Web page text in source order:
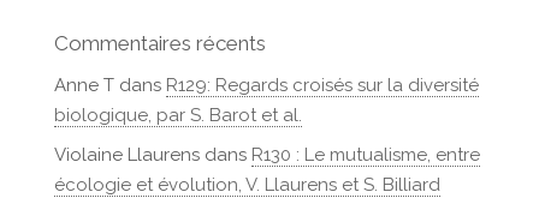
Commentaires récents
Anne Tdans R129: Regards croisés sur la diversité
biologique, par S. Barot et al.
Violaine Llaurensdans R130 : Le mutualisme, entre
écologie et évolution, V. Llaurens et S. Billiard